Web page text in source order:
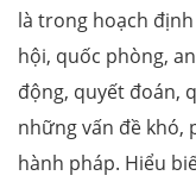
là trong hoạch
hội, quốc phòng,
động, quyết đoán,
những vấn đề khó,
hành pháp. Hiểu